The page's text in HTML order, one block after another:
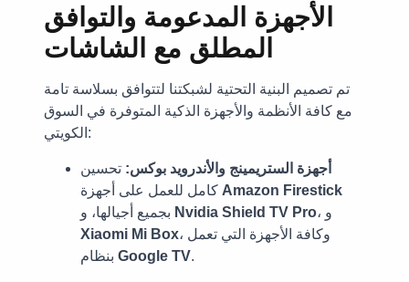
الأجهزة المدعومة والتوافق
المطلق مع الشاشات
تم تصميم البنية التحتية لشبكتنا لتتوافق بسلاسة تامة
مع كافة الأنظمة والأجهزة الذكية المتوفرة في السوق
الكويتي:
أجهزة الستريمينج والأندرويد بوكس: تحسين
Amazon Firestick
Nvidia Shield TV Pro ، و
Xiaomi Mi Box، وكافة الأجهزة التي تعمل
Google TV.